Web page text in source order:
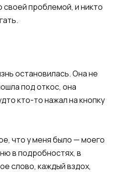
своей проблемой, и никто
остановилась. Она не
под откос, она
кто-то нажал на кнопку
что у меня было — моего
в подробностях, в
слово, каждый вздох,